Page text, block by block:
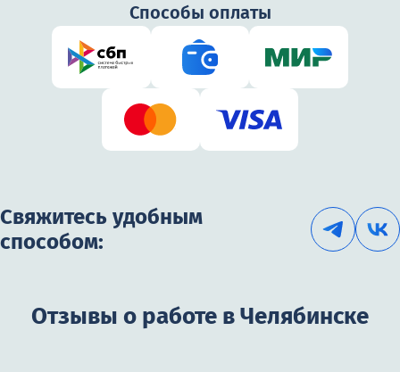
Способы оплаты
Свяжитесь удобным
способом:
Отзывы о работе в Челябинске